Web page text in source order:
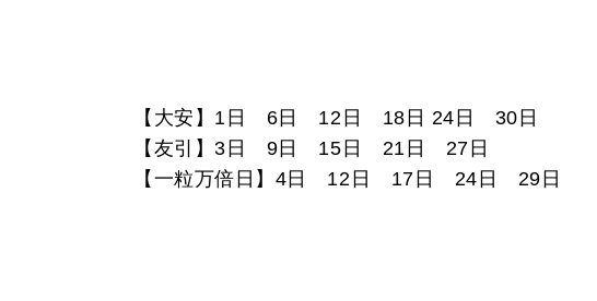
【大安】1日 6日 12日 18日 24日 30日
【友引】3日 9日 15日 21日 27日
【一粒万倍日】4日 12日 17日 24日 29日